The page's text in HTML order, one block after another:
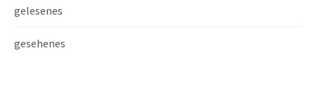
gelesenes
gesehenes